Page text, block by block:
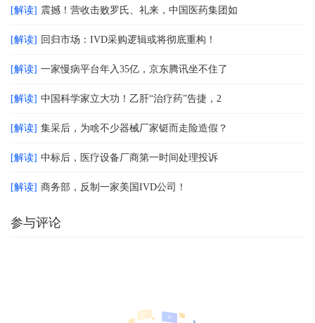
[解读] 震撼！营收击败罗氏、礼来，中国医药集团如
[解读] 回归市场：IVD采购逻辑或将彻底重构！
[解读] 一家慢病平台年入35亿，京东腾讯坐不住了
[解读] 中国科学家立大功！乙肝“治疗药”告捷，2
[解读] 集采后，为啥不少器械厂家铤而走险造假？
[解读] 中标后，医疗设备厂商第一时间处理投诉
[解读] 商务部，反制一家美国IVD公司！
参与评论